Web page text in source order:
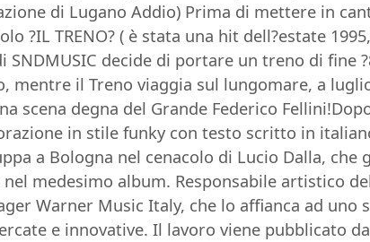
di Lugano Addio) Prima di mettere in
?IL TRENO? ( è stata una hit dell?estate
decide di portare un treno di fine
mentre il Treno viaggia sul lungomare, a
scena degna del Grande Federico
in stile funky con testo scritto in
a Bologna nel cenacolo di Lucio Dalla, che
medesimo album. Responsabile artistico
Warner Music Italy, che lo affianca ad
e innovative. Il lavoro viene pubblicato